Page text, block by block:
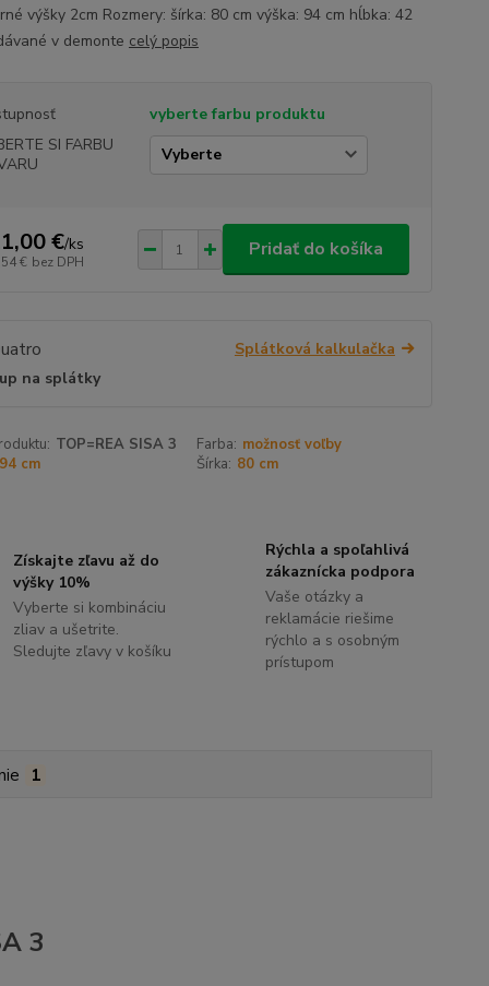
výšky 2cm Rozmery: šírka: 80 cm výška: 94 cm hĺbka: 42
v demonte celý popis
vyberte farbu produktu
SI FARBU
€/ks
€ bez DPH
Pridať do košíka
Splátková kalkulačka
na splátky
TOP=REA SISA 3 Farba: možnosť voľby
94 cm Šírka: 80 cm
Získajte zľavu až do
výšky 10%
Vyberte si kombináciu
zliav a ušetrite.
Sledujte zľavy v košíku
Rýchla a spoľahlivá
zákaznícka podpora
Vaše otázky a
reklamácie riešime
rýchlo a s osobným
prístupom
1
3